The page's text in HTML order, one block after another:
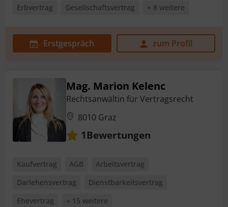
Erbvertrag
Gesellschaftsvertrag + 8 weitere
Erstgespräch zum Profil
Mag. Marion Kelenc
Rechtsanwältin für Vertragsrecht
8010 Graz
1Bewertungen
Kaufvertrag AGB
Arbeitsvertrag
Darlehensvertrag
Dienstbarkeitsvertrag
Ehevertrag
+ 15 weitere